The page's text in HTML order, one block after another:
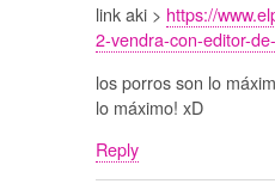
link aki > https://
2-vendra-con-editor-
los porros son lo
lo máximo! xD
Reply